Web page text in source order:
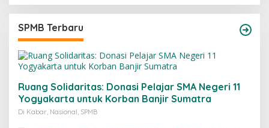
SPMB Terbaru
Ruang Solidaritas: Donasi Pelajar SMA Negeri 11
Yogyakarta untuk Korban Banjir Sumatra
Di Kabar, Nasional, SPMB